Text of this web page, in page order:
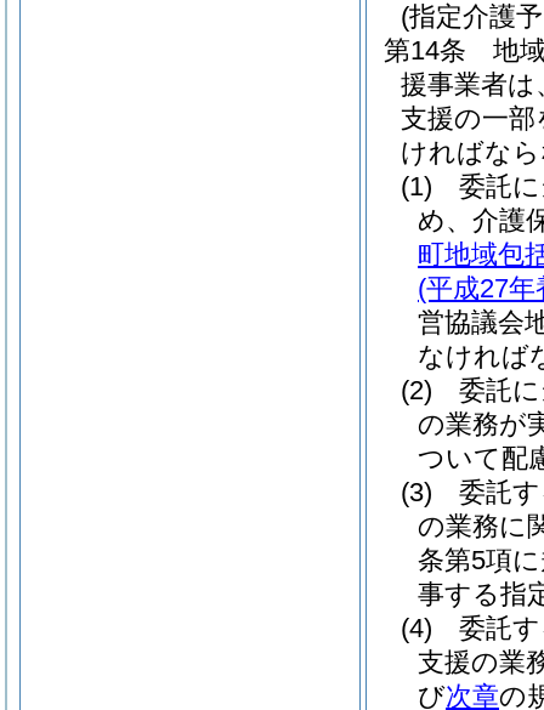
(指定介護
第14条
地
援事業者は
支援の一
ければな
(1)
委託
め、介護
町地域包
(平成27
営協議会
なければ
(2)
委託
の業務が
ついて配
(3)
委託
の業務に
条第5項
事する指
(4)
委託
支援の業
び次章の